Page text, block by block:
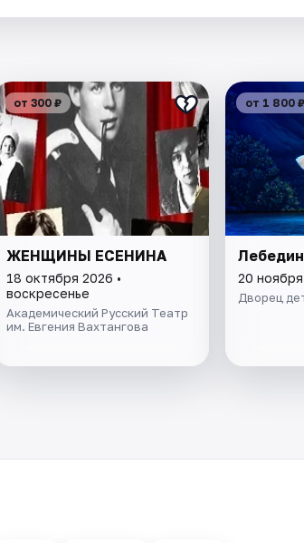
от 300 ₽
ЖЕНЩИНЫ ЕСЕНИНА
18 октября 2026 •
воскресенье
Академический Русский Театр
им. Евгения Вахтангова
от 1 800 ₽
20
Дворец